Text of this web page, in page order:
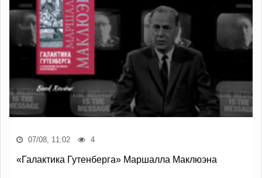
07/08, 11:02 4
«Галактика Гутенберга» Маршалла Маклюэна